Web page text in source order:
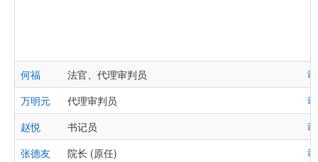
何福 法官、代理审判员
万明元
代理审判员
赵悦
书记员
张德友
院长 (原任)